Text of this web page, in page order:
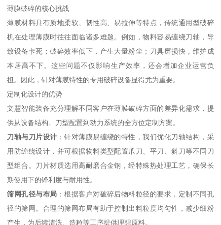
薄膜破碎的核心挑战
薄膜材料具有质地柔软、韧性高、易拉伸等特点，传统通用型破碎
机在处理薄膜时往往面临诸多难题。例如，物料容易缠绕刀轴，导
致设备卡死；破碎效率低下，产生大量粉尘；刀具磨损快，维护成
本居高不下。这些问题不仅影响生产效率，还会增加企业运营负
担。因此，针对薄膜特性的专用破碎设备显得尤为重要。
定制化设计的优势
文慧智能装备充分理解不同客户在薄膜破碎方面的差异化需求，提
供从设备结构、刀型配置到动力系统的全方位定制方案。
刀轴与刀片设计 ：针对薄膜易缠绕的特性，我们优化刀轴结构，采
用防缠绕设计，并可根据物料类型配置爪刀、平刀、斜刀等不同刀
型组合。刀片材质选用高耐磨合金钢，经特殊热处理工艺，确保长
期使用下的锋利度与耐用性。
筛网孔径与布局 ：根据客户对破碎后物料粒径的要求，定制不同孔
径的筛网。合理的筛网布局有助于控制出料粒度均匀性，减少细粉
产生，为后续清洗、造粒等工序提供理想原料。